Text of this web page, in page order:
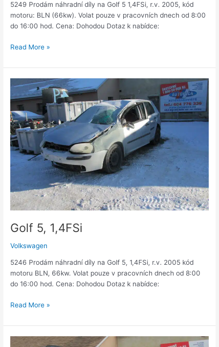
5249 Prodám náhradní díly na Golf 5 1,4FSi, r.v. 2005, kód
motoru: BLN (66kw). Volat pouze v pracovních dnech od 8:00
do 16:00 hod. Cena: Dohodou Dotaz k nabídce:
Read More »
Golf 5, 1,4FSi
Volkswagen
5246 Prodám náhradní díly na Golf 5, 1,4FSi, r.v. 2005 kód
motoru BLN, 66kw. Volat pouze v pracovních dnech od 8:00
do 16:00 hod. Cena: Dohodou Dotaz k nabídce:
Golf
1,4FSi
Read More »
Fox